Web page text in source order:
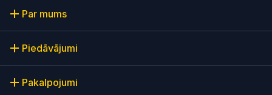
Par mums
Piedāvājumi
Pakalpojumi